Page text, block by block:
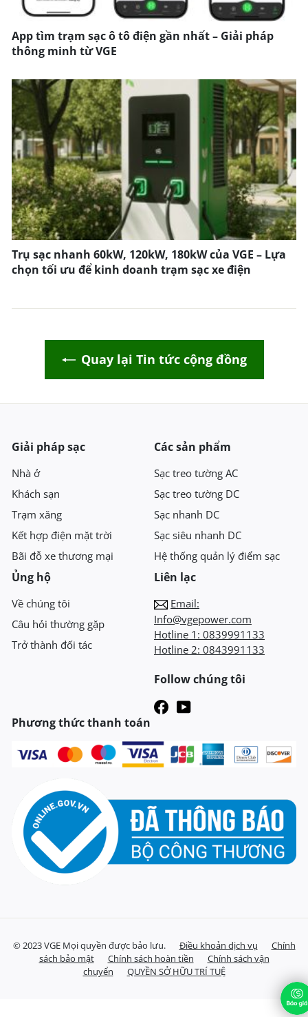
App tìm trạm sạc ô tô điện gần nhất – Giải pháp
thông minh từ VGE
Trụ sạc nhanh 60kW, 120kW, 180kW của VGE – Lựa
chọn tối ưu để kinh doanh trạm sạc xe điện
Quay lại Tin tức cộng đồng
Giải pháp sạc
Nhà ở
Khách sạn
Trạm xăng
Kết hợp điện mặt trời
Bãi đỗ xe thương mại
Các sản phẩm
Sạc treo tường AC
Sạc treo tường DC
Sạc nhanh DC
Sạc siêu nhanh DC
Hệ thống quản lý điểm sạc
Ủng hộ
Về chúng tôi
Câu hỏi thường gặp
Trở thành đối tác
Liên lạc
Email:
Info@vgepower.com
Hotline 1: 0839991133
Hotline 2: 0843991133
Follow chúng tôi
Phương thức thanh toán
© 2023 VGE Mọi quyền được bảo lưu. Điều khoản dịch vụ
Chính
sách bảo mật
Chính sách hoàn tiền
Chính sách vận
chuyển
QUYỀN SỞ HỮU TRÍ TUỆ